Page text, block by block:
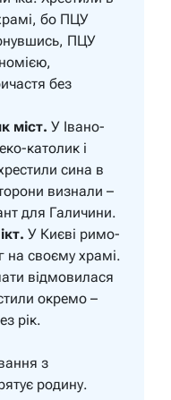
бо ПЦУ
ПЦУ
без
міст. У Івано-
католик і
сина в
визнали –
для Галичини.
У Києві римо-
на своєму храмі.
відмовилася
окремо –
рік.
з
родину.